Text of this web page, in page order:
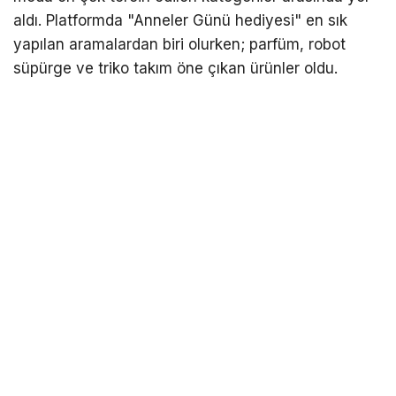
aldı. Platformda "Anneler Günü hediyesi" en sık
yapılan aramalardan biri olurken; parfüm, robot
süpürge ve triko takım öne çıkan ürünler oldu.